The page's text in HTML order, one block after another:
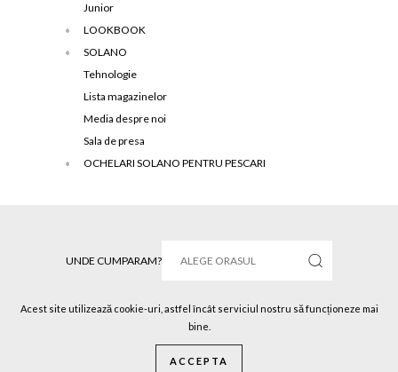
Junior
LOOKBOOK
SOLANO
Tehnologie
Lista magazinelor
Media despre noi
Sala de presa
OCHELARI SOLANO PENTRU PESCARI
UNDE CUMPARAM?
Solano © 2016 Toate drepturile rezervate.
Acest site utilizează cookie-uri, astfel încât serviciul nostru să funcționeze mai
bine.
ACCEPTA